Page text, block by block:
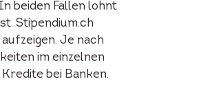
beiden Fällen lohnt
Stipendium.ch
Je nach
im einzelnen
bei Banken.